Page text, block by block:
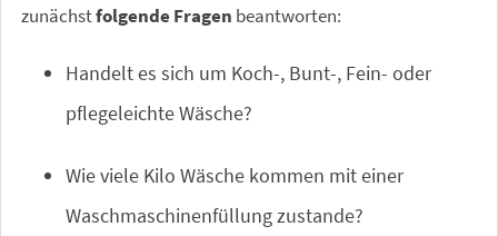
zunächstfolgende Fragen beantworten:
Handelt es sich um Koch-, Bunt-, Fein- oder
pflegeleichte Wäsche?
Wie viele Kilo Wäsche kommen mit einer
Waschmaschinenfüllung zustande?